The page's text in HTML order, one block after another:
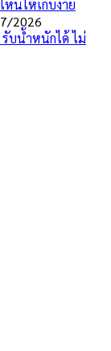
นให้เก็บง่าย
2026
บน้ำหนักได้ ไม่